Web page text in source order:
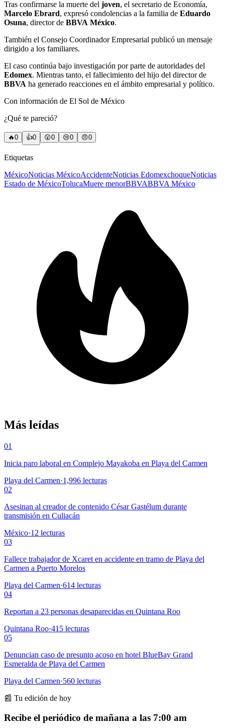
Tras confirmarse la muerte del joven, el secretario de Economía,
Marcelo Ebrard, expresó condolencias a la familia de Eduardo
Osuna, director de BBVA México.
También el Consejo Coordinador Empresarial publicó un mensaje
dirigido a los familiares.
El caso continúa bajo investigación por parte de autoridades del
Edomex. Mientras tanto, el fallecimiento del hijo del director de
BBVA ha generado reacciones en el ámbito empresarial y político.
Con información de El Sol de México
¿Qué te pareció?
🔥0 👍0 😲0 😢0 😠0
Etiquetas
MéxicoNoticias MéxicoAccidenteNoticias EdomexchoqueNoticias
Estado de MéxicoTolucaMuere menorBBVABBVA México
Más leídas
01
Inicia paro laboral en Complejo Mayakoba en Playa del Carmen
Playa del Carmen·1,996 lecturas
02
Asesinan al creador de contenido César Gastélum durante
transmisión en Culiacán
México·12 lecturas
03
Fallece trabajador de Xcaret en accidente en tramo de Playa del
Carmen a Puerto Morelos
Playa del Carmen·614 lecturas
04
Reportan a 23 personas desaparecidas en Quintana Roo
Quintana Roo·415 lecturas
05
Denuncian caso de presunto acoso en hotel BlueBay Grand
Esmeralda de Playa del Carmen
Playa del Carmen·560 lecturas
📰 Tu edición de hoy
Recibe el periódico de mañana a las 7:00 am